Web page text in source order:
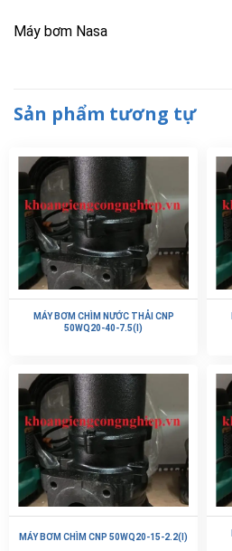
Máy bơm Nasa
Sản phẩm tương tự
MÁY BƠM CHÌM NƯỚC THẢI CNP
50WQ20-40-7.5(I)
MÁY BƠM CHÌM CNP 50WQ20-15-2.2(I)